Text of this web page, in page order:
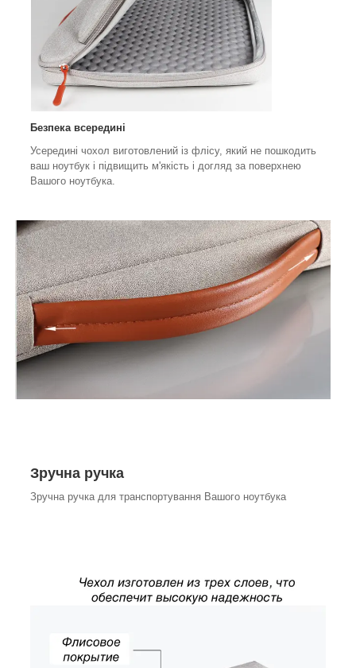
Безпека всередині
Усередині чохол виготовлений із флісу, який не пошкодить
ваш ноутбук і підвищить м'якість і догляд за поверхнею
Вашого ноутбука.
Зручна ручка
Зручна ручка для транспортування Вашого ноутбука